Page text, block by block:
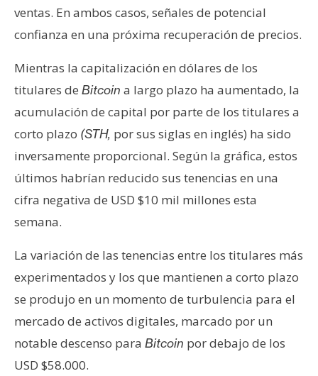
C
n
t
a
t
o
y
P
u
b
i
c
i
d
ventas. En ambos casos, señales de potencial
confianza en una próxima recuperación de precios.
Mientras la capitalización en dólares de los
titulares de Bitcoin a largo plazo ha aumentado, la
acumulación de capital por parte de los titulares a
corto plazo (STH, por sus siglas en inglés) ha sido
inversamente proporcional. Según la gráfica, estos
últimos habrían reducido sus tenencias en una
cifra negativa de USD $10 mil millones esta
semana.
La variación de las tenencias entre los titulares más
experimentados y los que mantienen a corto plazo
se produjo en un momento de turbulencia para el
mercado de activos digitales, marcado por un
notable descenso para Bitcoin por debajo de los
USD $58.000.